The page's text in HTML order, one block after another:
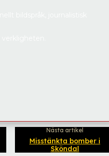
Nästa artikel
Misstänkta bomber i
Sköndal